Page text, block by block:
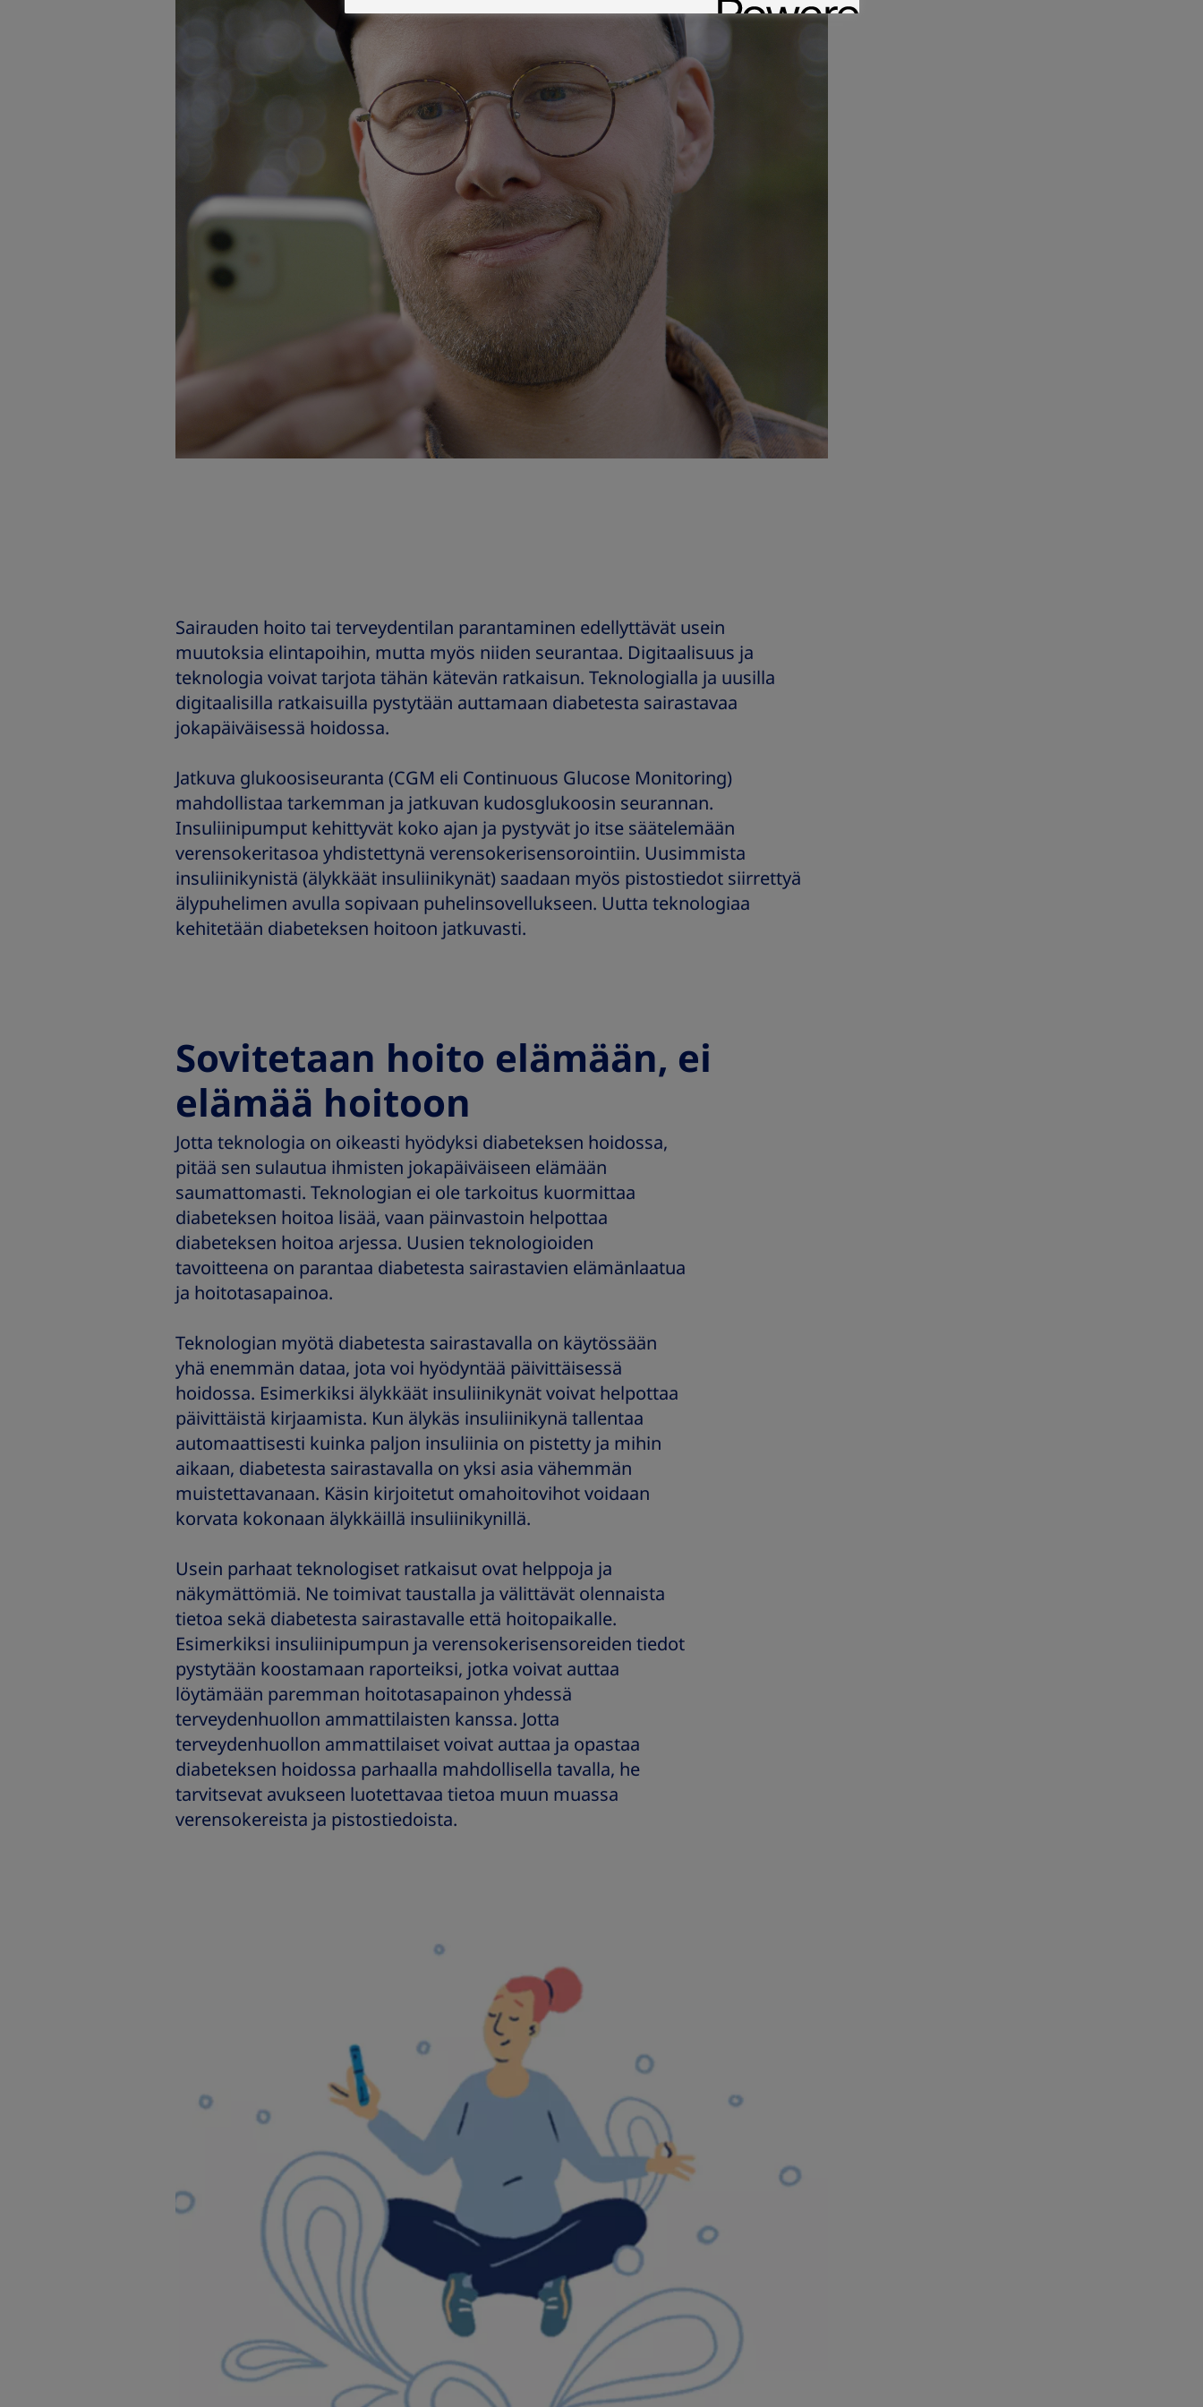
Sairauden hoito tai terveydentilan parantaminen edellyttävät usein
muutoksia elintapoihin, mutta myös niiden seurantaa. Digitaalisuus ja
teknologia voivat tarjota tähän kätevän ratkaisun. Teknologialla ja uusilla
digitaalisilla ratkaisuilla pystytään auttamaan diabetesta sairastavaa
jokapäiväisessä hoidossa.
Jatkuva glukoosiseuranta (CGM eli Continuous Glucose Monitoring)
mahdollistaa tarkemman ja jatkuvan kudosglukoosin seurannan.
Insuliinipumput kehittyvät koko ajan ja pystyvät jo itse säätelemään
verensokeritasoa yhdistettynä verensokerisensorointiin. Uusimmista
insuliinikynistä (älykkäät insuliinikynät) saadaan myös pistostiedot siirrettyä
älypuhelimen avulla sopivaan puhelinsovellukseen. Uutta teknologiaa
kehitetään diabeteksen hoitoon jatkuvasti.
Sovitetaan hoito elämään, ei
elämää hoitoon
Jotta teknologia on oikeasti hyödyksi diabeteksen hoidossa,
pitää sen sulautua ihmisten jokapäiväiseen elämään
saumattomasti. Teknologian ei ole tarkoitus kuormittaa
diabeteksen hoitoa lisää, vaan päinvastoin helpottaa
diabeteksen hoitoa arjessa. Uusien teknologioiden
tavoitteena on parantaa diabetesta sairastavien elämänlaatua
ja hoitotasapainoa.
Teknologian myötä diabetesta sairastavalla on käytössään
yhä enemmän dataa, jota voi hyödyntää päivittäisessä
hoidossa. Esimerkiksi älykkäät insuliinikynät voivat helpottaa
päivittäistä kirjaamista. Kun älykäs insuliinikynä tallentaa
automaattisesti kuinka paljon insuliinia on pistetty ja mihin
aikaan, diabetesta sairastavalla on yksi asia vähemmän
muistettavanaan. Käsin kirjoitetut omahoitovihot voidaan
korvata kokonaan älykkäillä insuliinikynillä.
Usein parhaat teknologiset ratkaisut ovat helppoja ja
näkymättömiä. Ne toimivat taustalla ja välittävät olennaista
tietoa sekä diabetesta sairastavalle että hoitopaikalle.
Esimerkiksi insuliinipumpun ja verensokerisensoreiden tiedot
pystytään koostamaan raporteiksi, jotka voivat auttaa
löytämään paremman hoitotasapainon yhdessä
terveydenhuollon ammattilaisten kanssa. Jotta
terveydenhuollon ammattilaiset voivat auttaa ja opastaa
diabeteksen hoidossa parhaalla mahdollisella tavalla, he
tarvitsevat avukseen luotettavaa tietoa muun muassa
verensokereista ja pistostiedoista.